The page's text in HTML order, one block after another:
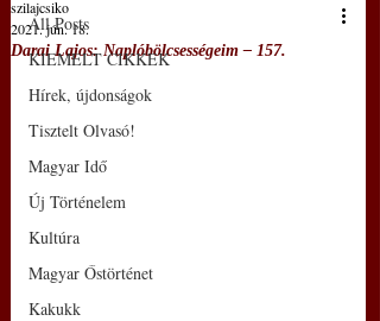
All Posts
KIEMELT CIKKEK
Hírek, újdonságok
Tisztelt Olvasó!
Magyar Idő
Új Történelem
Kultúra
Magyar Őstörténet
Kakukk
Darai Lajos: Naplóbölcsességeim – 157.
szilajcsiko
2021. jún. 18.